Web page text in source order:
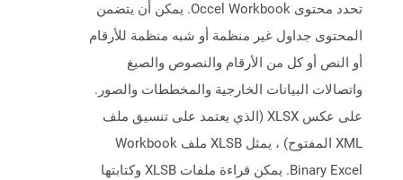
تحدد محتوى Occel Workbook. يمكن أن يتضمن
المحتوى جداول غير منظمة أو شبه منظمة للأرقام
أو النص أو كل من الأرقام والنصوص والصيغ
واتصالات البيانات الخارجية والمخططات والصور.
على عكس XLSX (الذي يعتمد على تنسيق ملف
XML المفتوح) ، يمثل XLSB ملف Workbook
Binary Excel. يمكن قراءة ملفات XLSB وكتابتها